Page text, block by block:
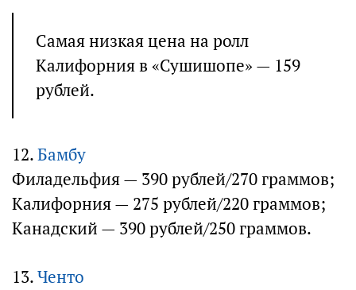
Самая низкая цена на ролл
Калифорния в «Сушишопе» — 159
рублей.
12.Бамбу
Филадельфия — 390 рублей/270 граммов;
Калифорния — 275 рублей/220 граммов;
Канадский — 390 рублей/250 граммов.
13.Ченто